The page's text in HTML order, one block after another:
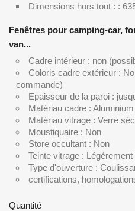
Dimensions hors tout : :
Fenêtres pour camping-car,
van...
Cadre intérieur : non
Coloris cadre extérieur :
commande)
Epaisseur de la paroi :
Matériau cadre : Aluminium
Matériau vitrage : Verre
Moustiquaire : Non
Store occultant : Non
Teinte vitrage : Légérement
Type d'ouverture :
certifications,
Quantité